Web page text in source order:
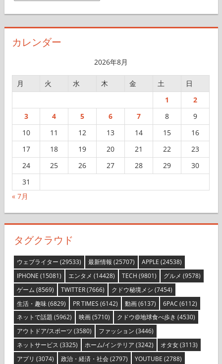
イ
カレンダー
2026年8月
月 火 水 木 金 土
日
1
2
3
4 5 6 7 8
9
10
11 12 13 14 15
16
17
18 19 20 21 22
23
24
25 26 27 28 29
30
31
« 7月
タグクラウド
ウェブライター (29533) 最新情報 (25707) APPLE (24538)
IPHONE (15081) エンタメ (14428) TECH (9801) グルメ (9578)
ゲーム (8569) TWITTER(7666) クドウ秘境メシ (7454)
生活・趣味(6829) PR TIMES (6142) 動画(6137) 6PAC (6112)
ネットで話題 (5962) 映画(5710) クドウ@地球食べ歩き (4530)
アウトドア/スポーツ (3580) ファッション (3446)
ネットサービス (3325) ホーム/インテリア (3242) オタ女(3113)
アプリ (3074) 政治・経済・社会(2797) YOUTUBE (2788)